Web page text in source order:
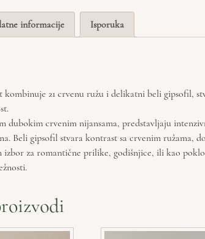
informacije Isporuka
21 crvenu ružu i delikatni beli gipsofil,
dubokim crvenim nijansama, predstavljaju
Beli gipsofil stvara kontrast sa crvenim ružama,
izbor za romantične prilike, godišnjice, ili kao